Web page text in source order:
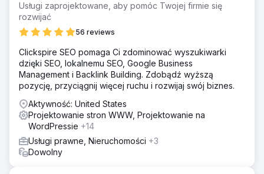
Usługi zaprojektowane, aby pomóc Twojej firmie się
rozwijać
56 reviews
Clickspire SEO pomaga Ci zdominować wyszukiwarki
dzięki SEO, lokalnemu SEO, Google Business
Management i Backlink Building. Zdobądź wyższą
pozycję, przyciągnij więcej ruchu i rozwijaj swój biznes.
Aktywność: United States
Projektowanie stron WWW, Projektowanie na
WordPressie +14
Usługi prawne, Nieruchomości +3
Dowolny